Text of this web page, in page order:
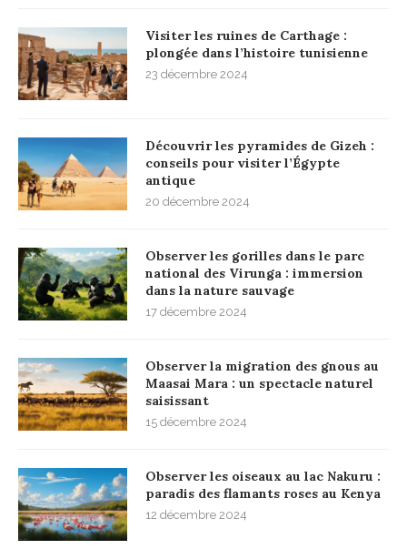
Visiter les ruines de Carthage :
plongée dans l’histoire tunisienne
23 décembre 2024
Découvrir les pyramides de Gizeh :
conseils pour visiter l’Égypte
antique
20 décembre 2024
Observer les gorilles dans le parc
national des Virunga : immersion
dans la nature sauvage
17 décembre 2024
Observer la migration des gnous au
Maasai Mara : un spectacle naturel
saisissant
15 décembre 2024
Observer les oiseaux au lac Nakuru :
paradis des flamants roses au Kenya
12 décembre 2024